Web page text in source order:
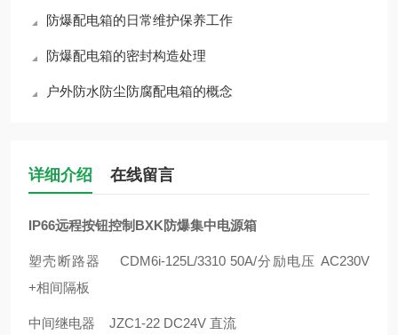
防爆配电箱的日常维护保养工作
防爆配电箱的密封构造处理
户外防水防尘防腐配电箱的概念
详细介绍 在线留言
IP66远程按钮控制BXK防爆集中电源箱
塑壳断路器 CDM6i-125L/3310 50A/分励电压 AC230V
+相间隔板
中间继电器 JZC1-22 DC24V 直流